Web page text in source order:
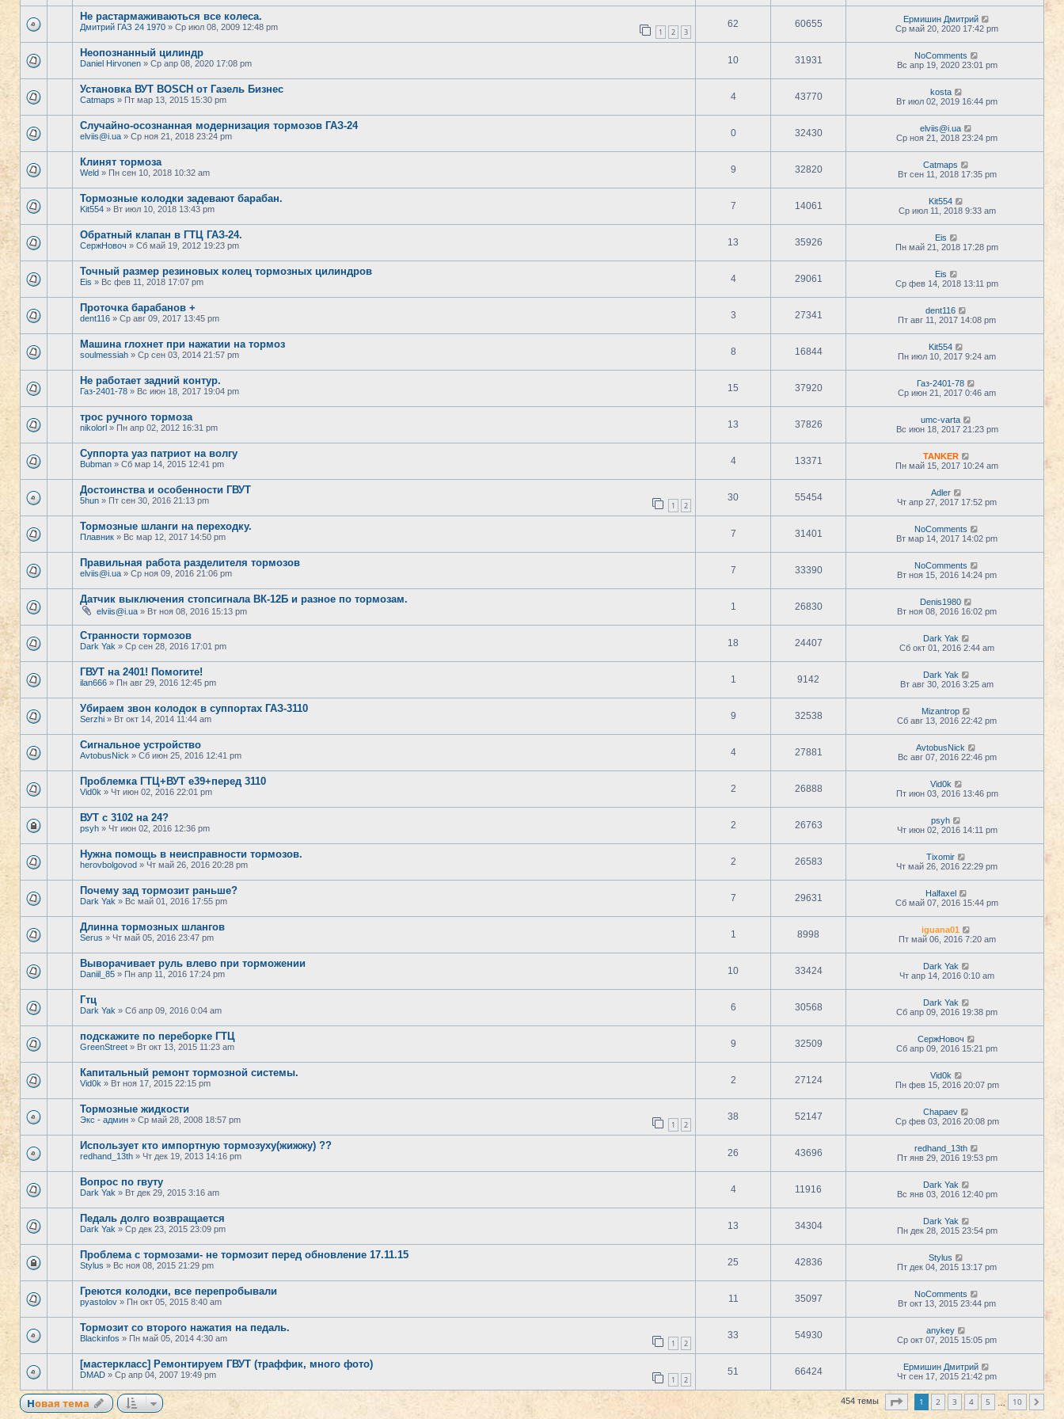
Не растармаживаються все колеса.
Дмитрий ГАЗ 24 1970 » Ср июл 08, 2009 12:48 pm 1 2 3
62 60655
Ермишин Дмитрий
Ср май 20, 2020 17:42 pm
Неопознанный цилиндр
Daniel Hirvonen » Ср апр 08, 2020 17:08 pm 10 31931
NoComments
Вс апр 19, 2020 23:01 pm
Установка ВУТ BOSCH от Газель Бизнес
Catmaps » Пт мар 13, 2015 15:30 pm 4 43770
kosta
Вт июл 02, 2019 16:44 pm
Случайно-осознанная модернизация тормозов ГАЗ-24
elviis@i.ua » Ср ноя 21, 2018 23:24 pm 0 32430
elviis@i.ua
Ср ноя 21, 2018 23:24 pm
Клинят тормоза
Weld » Пн сен 10, 2018 10:32 am 9 32820
Catmaps
Вт сен 11, 2018 17:35 pm
Тормозные колодки задевают барабан.
Kit554 » Вт июл 10, 2018 13:43 pm 7 14061
Kit554
Ср июл 11, 2018 9:33 am
Обратный клапан в ГТЦ ГАЗ-24.
СержНовоч » Сб май 19, 2012 19:23 pm 13 35926
Eis
Пн май 21, 2018 17:28 pm
Точный размер резиновых колец тормозных цилиндров
Eis » Вс фев 11, 2018 17:07 pm 4 29061
Eis
Ср фев 14, 2018 13:11 pm
Проточка барабанов +
dent116 » Ср авг 09, 2017 13:45 pm 3 27341
dent116
Пт авг 11, 2017 14:08 pm
Машина глохнет при нажатии на тормоз
soulmessiah » Ср сен 03, 2014 21:57 pm 8 16844
Kit554
Пн июл 10, 2017 9:24 am
Не работает задний контур.
Газ-2401-78 » Вс июн 18, 2017 19:04 pm 15 37920
Газ-2401-78
Ср июн 21, 2017 0:46 am
трос ручного тормоза
nikolorl » Пн апр 02, 2012 16:31 pm 13 37826
umc-varta
Вс июн 18, 2017 21:23 pm
Суппорта уаз патриот на волгу
Bubman » Сб мар 14, 2015 12:41 pm 4 13371
TANKER
Пн май 15, 2017 10:24 am
Достоинства и особенности ГВУТ
5hun » Пт сен 30, 2016 21:13 pm 1 2
30 55454
Adler
Чт апр 27, 2017 17:52 pm
Тормозные шланги на переходку.
Плавник » Вс мар 12, 2017 14:50 pm 7 31401
NoComments
Вт мар 14, 2017 14:02 pm
Правильная работа разделителя тормозов
elviis@i.ua » Ср ноя 09, 2016 21:06 pm 7 33390
NoComments
Вт ноя 15, 2016 14:24 pm
Датчик выключения стопсигнала ВК-12Б и разное по тормозам.
elviis@i.ua » Вт ноя 08, 2016 15:13 pm 1 26830
Denis1980
Вт ноя 08, 2016 16:02 pm
Странности тормозов
Dark Yak » Ср сен 28, 2016 17:01 pm 18 24407
Dark Yak
Сб окт 01, 2016 2:44 am
ГВУТ на 2401! Помогите!
ilan666 » Пн авг 29, 2016 12:45 pm 1 9142
Dark Yak
Вт авг 30, 2016 3:25 am
Убираем звон колодок в суппортах ГАЗ-3110
Serzhi » Вт окт 14, 2014 11:44 am 9 32538
Mizantrop
Сб авг 13, 2016 22:42 pm
Сигнальное устройство
AvtobusNick » Сб июн 25, 2016 12:41 pm 4 27881
AvtobusNick
Вс авг 07, 2016 22:46 pm
Проблемка ГТЦ+ВУТ е39+перед 3110
Vid0k » Чт июн 02, 2016 22:01 pm 2 26888
Vid0k
Пт июн 03, 2016 13:46 pm
ВУТ с 3102 на 24?
psyh » Чт июн 02, 2016 12:36 pm 2 26763
psyh
Чт июн 02, 2016 14:11 pm
Нужна помощь в неисправности тормозов.
herovbolgovod » Чт май 26, 2016 20:28 pm 2 26583
Tixomir
Чт май 26, 2016 22:29 pm
Почему зад тормозит раньше?
Dark Yak » Вс май 01, 2016 17:55 pm 7 29631
Halfaxel
Сб май 07, 2016 15:44 pm
Длинна тормозных шлангов
Serus » Чт май 05, 2016 23:47 pm 1 8998
iguana01
Пт май 06, 2016 7:20 am
Выворачивает руль влево при торможении
Daniil_85 » Пн апр 11, 2016 17:24 pm 10 33424
Dark Yak
Чт апр 14, 2016 0:10 am
Гтц
Dark Yak » Сб апр 09, 2016 0:04 am 6 30568
Dark Yak
Сб апр 09, 2016 19:38 pm
подскажите по переборке ГТЦ
GreenStreet » Вт окт 13, 2015 11:23 am 9 32509
СержНовоч
Сб апр 09, 2016 15:21 pm
Капитальный ремонт тормозной системы.
Vid0k » Вт ноя 17, 2015 22:15 pm 2 27124
Vid0k
Пн фев 15, 2016 20:07 pm
Тормозные жидкости
Экс - админ » Ср май 28, 2008 18:57 pm 1 2
38 52147
Chapaev
Ср фев 03, 2016 20:08 pm
Использует кто импортную тормозуху(жижжу) ??
redhand_13th » Чт дек 19, 2013 14:16 pm 26 43696
redhand_13th
Пт янв 29, 2016 19:53 pm
Вопрос по гвуту
Dark Yak » Вт дек 29, 2015 3:16 am 4 11916
Dark Yak
Вс янв 03, 2016 12:40 pm
Педаль долго возвращается
Dark Yak » Ср дек 23, 2015 23:09 pm 13 34304
Dark Yak
Пн дек 28, 2015 23:54 pm
Проблема с тормозами- не тормозит перед обновление 17.11.15
Stylus » Вс ноя 08, 2015 21:29 pm 25 42836
Stylus
Пт дек 04, 2015 13:17 pm
Греются колодки, все перепробывали
pyastolov » Пн окт 05, 2015 8:40 am 11 35097
NoComments
Вт окт 13, 2015 23:44 pm
Тормозит со второго нажатия на педаль.
Blackinfos » Пн май 05, 2014 4:30 am 1 2
33 54930
anykey
Ср окт 07, 2015 15:05 pm
[мастеркласс] Ремонтируем ГВУТ (траффик, много фото)
DMAD » Ср апр 04, 2007 19:49 pm 1 2
51 66424
Ермишин Дмитрий
Чт сен 17, 2015 21:42 pm
Новая тема 454 темы Страница из10
1 2 3 4 5 10